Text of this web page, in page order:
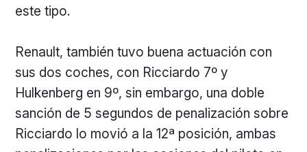
este tipo.
Renault, también tuvo buena actuación con
sus dos coches, con Ricciardo 7º y
Hulkenberg en 9º, sin embargo, una doble
sanción de 5 segundos de penalización sobre
Ricciardo lo movió a la 12ª posición, ambas